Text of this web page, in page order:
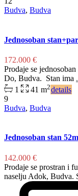
Budva, Budva
Jednosoban
172.000 €
Prodaje se
Do, Budva. Stan ima
1
41 m2details
9
Budva, Budva
Jednosoban stan
142.000 €
Prodaje se prostran i
naselju Adok, Budva.